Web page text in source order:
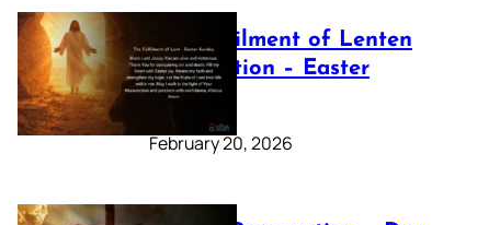
The Fulfilment of Lenten
Preparation – Easter
Sunday
February 20, 2026